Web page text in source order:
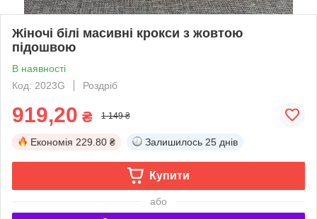
Жіночі білі масивні крокси з жовтою
підошвою
В наявності
Код: 2023G
Роздріб
919,20 ₴ 1 149 ₴
Економія 229.80 ₴ Залишилось 25 днів
Купити
або